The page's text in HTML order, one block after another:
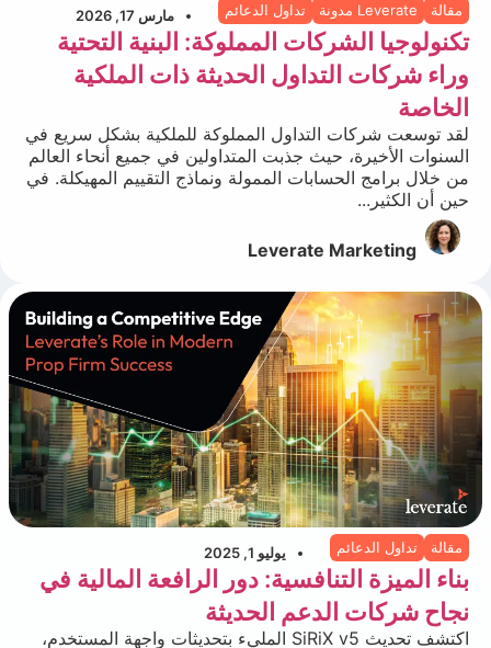
مقالة Leverate مدونة تداول الدعائم مارس 17, 2026
تكنولوجيا الشركات المملوكة: البنية التحتية
وراء شركات التداول الحديثة ذات الملكية
الخاصة
لقد توسعت شركات التداول المملوكة للملكية بشكل سريع في
السنوات الأخيرة، حيث جذبت المتداولين في جميع أنحاء العالم
من خلال برامج الحسابات الممولة ونماذج التقييم المهيكلة. في
حين أن الكثير...
Leverate Marketing
مقالة تداول الدعائم يوليو 1, 2025
بناء الميزة التنافسية: دور الرافعة المالية في
نجاح شركات الدعم الحديثة
اكتشف تحديث SiRiX v5 المليء بتحديثات واجهة المستخدم،